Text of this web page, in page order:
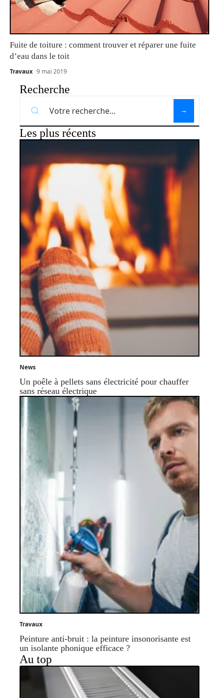
Fuite de toiture : comment trouver et réparer une fuite
d’eau dans le toit
Travaux 9 mai 2019
Recherche
Les plus récents
News
Un poêle à pellets sans électricité pour chauffer
sans réseau électrique
Travaux
Peinture anti-bruit : la peinture insonorisante est
un isolante phonique efficace ?
Au top